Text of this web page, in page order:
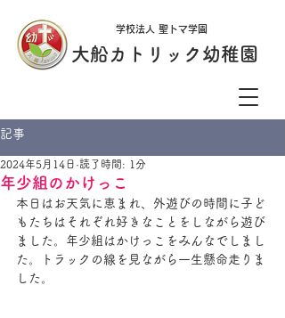
学校法人 聖トマ学園
大船カトリック幼稚園
記事
年少組のかけっこ
2024年5月14日 読了時間: 1分
本日はお天気に恵まれ、外遊びの時間に子ど
もたちはそれぞれ好きなことをしながら遊び
ました。年少組はかけっこをみんなでしまし
た。トラックの線を見ながら一生懸命走りま
した。